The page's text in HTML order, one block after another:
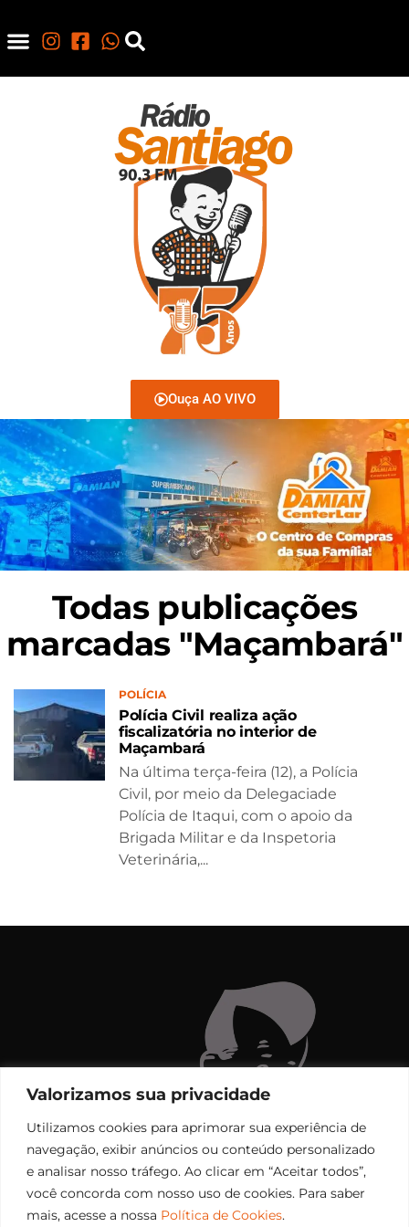
Valorizamos sua privacidade
Utilizamos cookies para aprimorar sua experiência de
navegação, exibir anúncios ou conteúdo personalizado
e analisar nosso tráfego. Ao clicar em “Aceitar todos”,
você concorda com nosso uso de cookies. Para saber
mais, acesse a nossa Política de Cookies.
Ouça AO VIVO
Todas publicações
marcadas "Maçambará"
POLÍCIA
Polícia Civil realiza ação
fiscalizatória no interior de
Maçambará
Na última terça-feira (12), a Polícia
Civil, por meio da Delegaciade
Polícia de Itaqui, com o apoio da
Brigada Militar e da Inspetoria
Veterinária,...